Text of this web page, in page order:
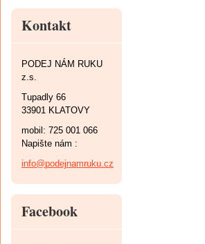
Kontakt
PODEJ NÁM RUKU
z.s.
Tupadly 66
33901 KLATOVY
mobil: 725 001 066
Napište nám :
info@podejnamruku.cz
Facebook